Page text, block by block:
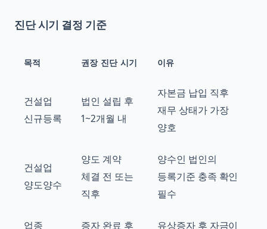
진단 시기 결정 기준
목적 권장 진단 시기 이유
건설업
신규등록
법인 설립 후
1~2개월 내
자본금 납입 직후
재무 상태가 가장
양호
건설업
양도양수
양도 계약
체결 전 또는
직후
양수인 법인의
등록기준 충족 확인
필수
업종 증자 완료 후 유상증자 후 자금이